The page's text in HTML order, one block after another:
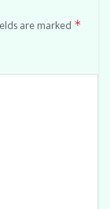
are marked *